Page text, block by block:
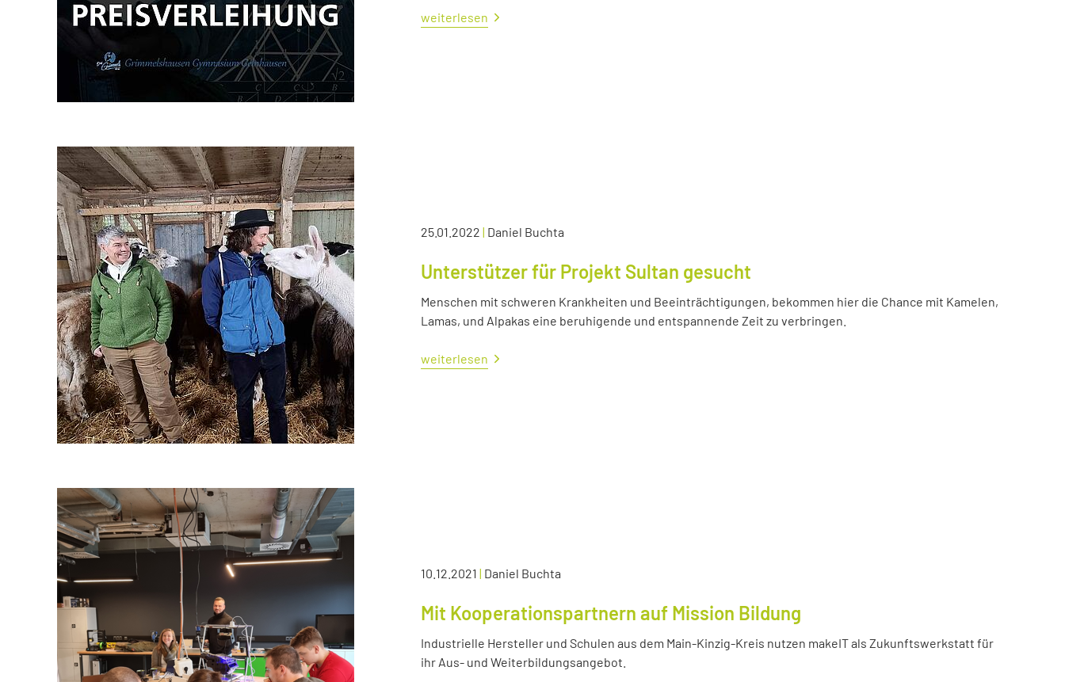
weiterlesen
25.01.2022 | Daniel Buchta
Unterstützer für Projekt Sultan gesucht
Menschen mit schweren Krankheiten und Beeinträchtigungen, bekommen hier die Chance mit Kamelen,
Lamas, und Alpakas eine beruhigende und entspannende Zeit zu verbringen.
weiterlesen
10.12.2021 | Daniel Buchta
Mit Kooperationspartnern auf Mission Bildung
Industrielle Hersteller und Schulen aus dem Main-Kinzig-Kreis nutzen makeIT als Zukunftswerkstatt für
ihr Aus- und Weiterbildungsangebot.